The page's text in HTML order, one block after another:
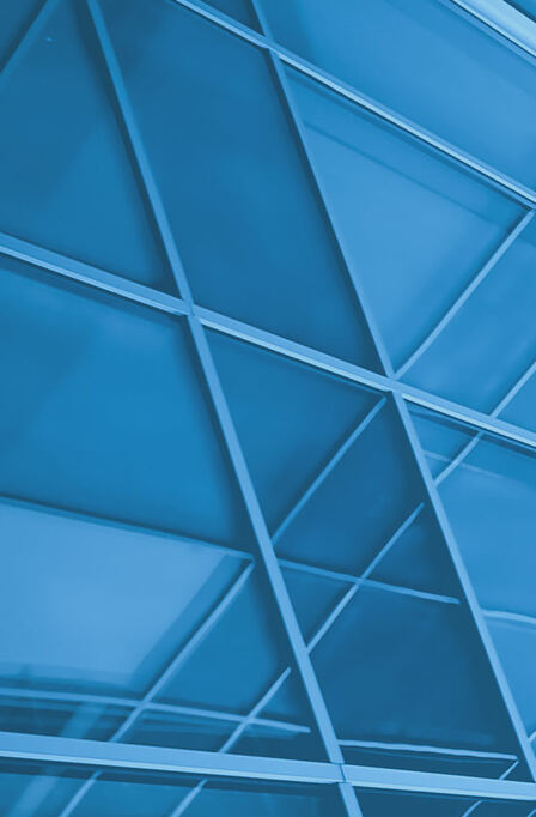
Aansluiting linkerzijde 2 bovenaanzicht_1